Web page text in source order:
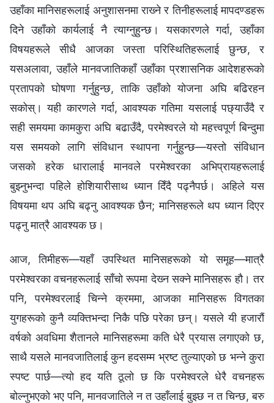
उहाँका मानिसहरूलाई अनुशासनमा राख्‍ने र तिनीहरूलाई मापदण्डहरू
दिने उहाँको कार्यलाई नै त्याग्‍नुहुन्छ। यसकारणले गर्दा, उहाँका
विषयहरूले सीधै आजका जस्ता परिस्‍थितिहरूलाई छुन्छ, र
यसअलावा, उहाँले मानवजातिकहाँ उहाँका प्रशासनिक आदेशहरूको
प्रतापको घोषणा गर्नुहुन्छ, ताकि उहाँको योजना अघि बढिरहन
सकोस्। यही कारणले गर्दा, आवश्यक गतिमा यसलाई पछ्याउँदै र
सही समयमा कामकुरा अघि बढाउँदै, परमेश्‍वरले यो महत्त्वपूर्ण बिन्दुमा
यस समयको लागि संविधान स्थापना गर्नुहुन्छ—यस्तो संविधान
जसको हरेक धारालाई मानवले परमेश्‍वरका अभिप्रायहरूलाई
बुझ्‍नुभन्दा पहिले होशियारीसाथ ध्यान दिँदै पढ्नैपर्छ। अहिले यस
विषयमा थप अघि बढ्नु आवश्यक छैन; मानिसहरूले थप ध्यान दिएर
पढ्नु मात्रै आवश्यक छ।
आज, तिमीहरू—यहाँ उपस्थित मानिसहरूको यो समूह—मात्रै
परमेश्‍वरका वचनहरूलाई साँचो रूपमा देख्‍न सक्‍ने मानिसहरू हौ। तर
पनि, परमेश्‍वरलाई चिन्‍ने क्रममा, आजका मानिसहरू विगतका
युगहरूको कुनै व्यक्तिभन्दा निकै पछि परेका छन्। यसले यी हजारौं
वर्षको अवधिमा शैतानले मानिसहरूमा कति धेरै प्रयास लगाएको छ,
साथै यसले मानवजातिलाई कुन हदसम्म भ्रष्ट तुल्याएको छ भन्‍ने कुरा
स्पष्ट पार्छ—त्यो हद यति ठूलो छ कि परमेश्‍वरले धेरै वचनहरू
बोल्नुभएको भए पनि, मानवजातिले न त उहाँलाई बुझ्छ न त चिन्छ, बरु